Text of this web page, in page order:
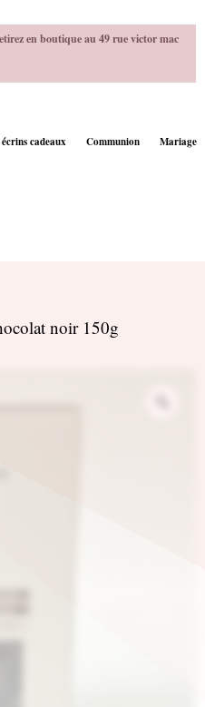
en boutique au 49 rue victor mac
cadeaux Communion Mariage
noir 150g